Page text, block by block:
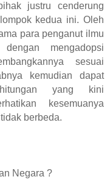
justru cenderung
kedua ini. Oleh
para penganut ilmu
mengadopsi
sesuai
kemudian dapat
yang kini
kesemuanya
berbeda.
Negara ?